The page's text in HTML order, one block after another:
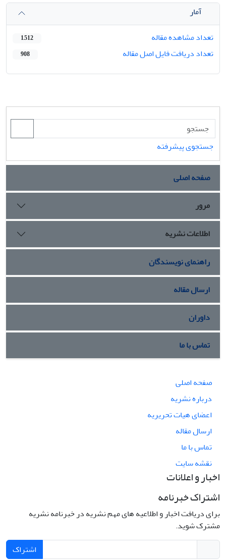
آمار
تعداد مشاهده مقاله
1,512
تعداد دریافت فایل اصل مقاله 908
جستجوی پیشرفته
صفحه اصلی
مرور
اطلاعات نشریه
راهنمای نویسندگان
ارسال مقاله
داوران
تماس با ما
صفحه اصلی
درباره نشریه
اعضای هیات تحریریه
ارسال مقاله
تماس با ما
نقشه سایت
اخبار و اعلانات
اشتراک خبرنامه
برای دریافت اخبار و اطلاعیه های مهم نشریه در خبرنامه نشریه
مشترک شوید.
اشتراک